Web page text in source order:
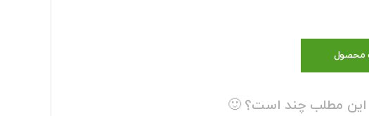
محصول
این مطلب چند است؟ 🙂